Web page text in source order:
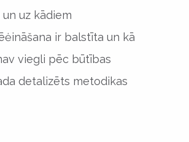
uz kādiem
ir balstīta un kā
viegli pēc būtības
detalizēts metodikas